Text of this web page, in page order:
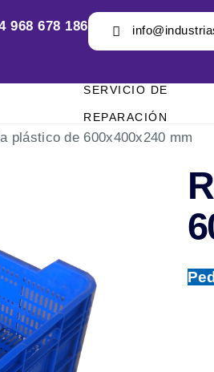
968 678 186
SERVICIO DE
REPARACIÓN
plástico de 600x400x240 mm